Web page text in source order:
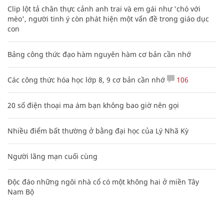
Clip lột tả chân thực cảnh anh trai và em gái như 'chó với
mèo', người tinh ý còn phát hiện một vấn đề trong giáo dục
con
Bảng công thức đạo hàm nguyên hàm cơ bản cần nhớ
Các công thức hóa học lớp 8, 9 cơ bản cần nhớ 106
20 số điện thoại ma ám bạn không bao giờ nên gọi
Nhiều điểm bất thường ở bằng đại học của Lý Nhã Kỳ
Người lãng mạn cuối cùng
Độc đáo những ngôi nhà cổ có một không hai ở miền Tây
Nam Bộ